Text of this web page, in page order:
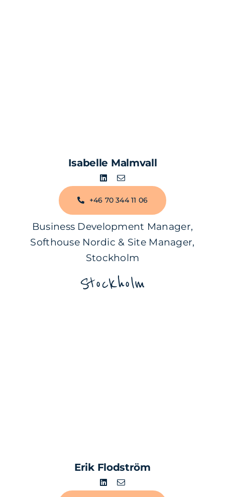
Isabelle Malmvall
+46 70 344 11 06
Business Development Manager,
Softhouse Nordic & Site Manager,
Stockholm
Stockholm
Erik Flodström